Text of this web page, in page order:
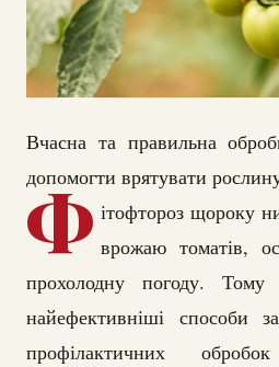
Вчасна та правильна
допомогти врятувати
Ф ітофтороз щороку
врожаю томатів,
прохолодну погоду.
найефективніші способи
профілактичних